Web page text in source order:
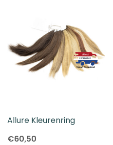
Allure Kleurenring
€60,50